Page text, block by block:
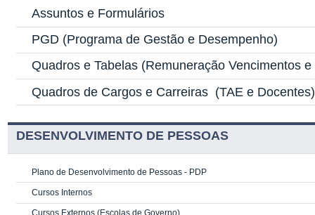
Assuntos e Formulários
PGD (Programa de Gestão e Desempenho)
Quadros e Tabelas (Remuneração Vencimentos
Quadros de Cargos e Carreiras (TAE e Docentes)
DESENVOLVIMENTO DE PESSOAS
Plano de Desenvolvimento de Pessoas - PDP
Cursos Internos